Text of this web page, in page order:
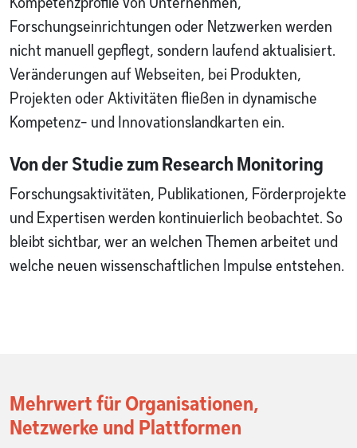
Forschungseinrichtungen oder Netzwerken werden
nicht manuell gepflegt, sondern laufend aktualisiert.
Veränderungen auf Webseiten, bei Produkten,
Projekten oder Aktivitäten fließen in dynamische
Kompetenz- und Innovationslandkarten ein.
Von der Studie zum Research Monitoring
Forschungsaktivitäten, Publikationen, Förderprojekte
und Expertisen werden kontinuierlich beobachtet. So
bleibt sichtbar, wer an welchen Themen arbeitet und
welche neuen wissenschaftlichen Impulse entstehen.
Mehrwert für Organisationen,
Netzwerke und Plattformen